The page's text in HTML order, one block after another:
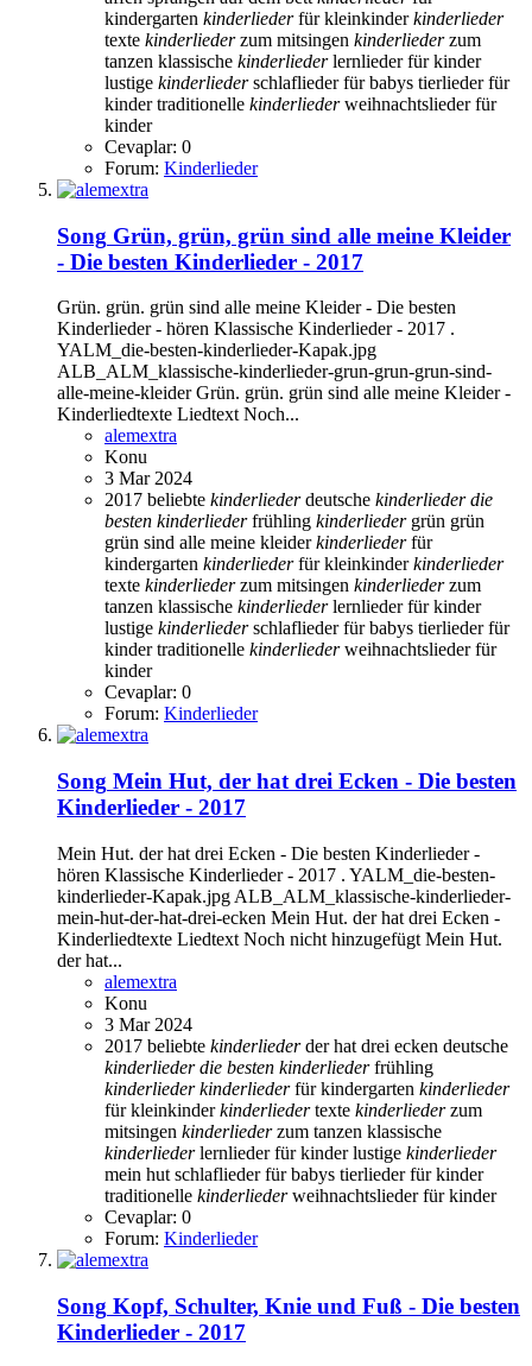
kindergarten kinderliederfür kleinkinderkinderlieder
texte kinderliederzum mitsingen kinderliederzum
tanzen klassische kinderlieder lernlieder für kinder
lustige kinderlieder schlaflieder für babys tierlieder für
kindertraditionelle kinderlieder weihnachtslieder für
kinder
Cevaplar: 0
Forum: Kinderlieder
Song Grün, grün, grün sind alle meine Kleider
- Die besten Kinderlieder - 2017
Grün. grün. grün sind alle meine Kleider - Die besten
Kinderlieder - hören Klassische Kinderlieder - 2017 .
YALM_die-besten-kinderlieder-Kapak.jpg
ALB_ALM_klassische-kinderlieder-grun-grun-grun-sind-
alle-meine-kleider Grün. grün. grün sind alle meine Kleider -
Kinderliedtexte Liedtext Noch...
alemextra
Konu
3 Mar 2024
2017 beliebte kinderlieder deutsche kinderlieder die
besten kinderlieder frühling kinderlieder grün grün
grün sind alle meine kleiderkinderliederfür
kindergarten kinderliederfür kleinkinderkinderlieder
texte kinderliederzum mitsingen kinderliederzum
tanzen klassische kinderlieder lernlieder für kinder
lustige kinderlieder schlaflieder für babys tierlieder für
kindertraditionelle kinderlieder weihnachtslieder für
kinder
Cevaplar: 0
Forum: Kinderlieder
Song Mein Hut, der hat drei Ecken - Die besten
Kinderlieder - 2017
Mein Hut. der hat drei Ecken - Die besten Kinderlieder -
hören Klassische Kinderlieder - 2017 . YALM_die-besten-
kinderlieder-Kapak.jpg ALB_ALM_klassische-kinderlieder-
mein-hut-der-hat-drei-ecken Mein Hut. der hat drei Ecken -
Kinderliedtexte Liedtext Noch nicht hinzugefügt Mein Hut.
der hat...
alemextra
Konu
3 Mar 2024
2017 beliebte kinderlieder der hat drei ecken deutsche
kinderlieder die besten kinderlieder frühling
kinderlieder kinderliederfür kindergarten kinderlieder
für kleinkinderkinderliedertexte kinderliederzum
mitsingen kinderliederzum tanzen klassische
kinderlieder lernlieder für kinderlustige kinderlieder
mein hut schlaflieder für babys tierlieder für kinder
traditionelle kinderlieder weihnachtslieder für kinder
Cevaplar: 0
Forum: Kinderlieder
Song Kopf, Schulter, Knie und Fuß - Die besten
Kinderlieder - 2017